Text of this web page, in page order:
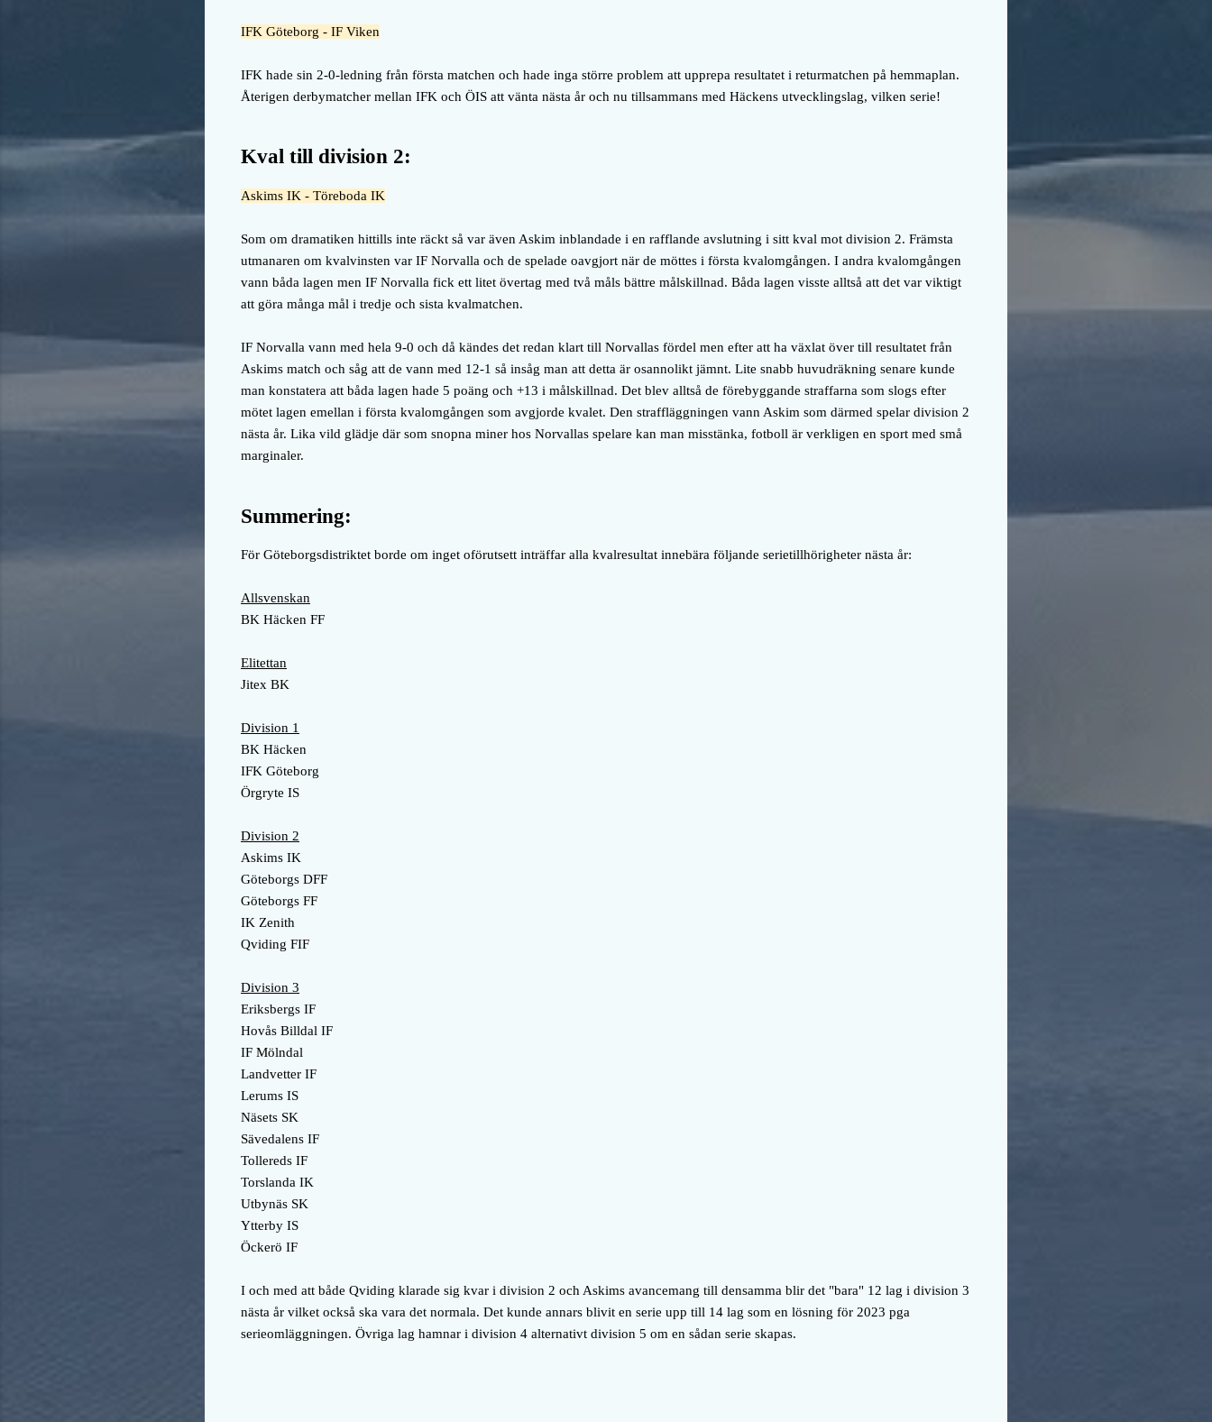
IFK Göteborg - IF Viken
IFK hade sin 2-0-ledning från första matchen och hade inga större problem att upprepa resultatet i returmatchen på hemmaplan.
Återigen derbymatcher mellan IFK och ÖIS att vänta nästa år och nu tillsammans med Häckens utvecklingslag, vilken serie!
Kval till division 2:
Askims IK - Töreboda IK
Som om dramatiken hittills inte räckt så var även Askim inblandade i en rafflande avslutning i sitt kval mot division 2. Främsta
utmanaren om kvalvinsten var IF Norvalla och de spelade oavgjort när de möttes i första kvalomgången. I andra kvalomgången
vann båda lagen men IF Norvalla fick ett litet övertag med två måls bättre målskillnad. Båda lagen visste alltså att det var viktigt
att göra många mål i tredje och sista kvalmatchen.
IF Norvalla vann med hela 9-0 och då kändes det redan klart till Norvallas fördel men efter att ha växlat över till resultatet från
Askims match och såg att de vann med 12-1 så insåg man att detta är osannolikt jämnt. Lite snabb huvudräkning senare kunde
man konstatera att båda lagen hade 5 poäng och +13 i målskillnad. Det blev alltså de förebyggande straffarna som slogs efter
mötet lagen emellan i första kvalomgången som avgjorde kvalet. Den straffläggningen vann Askim som därmed spelar division 2
nästa år. Lika vild glädje där som snopna miner hos Norvallas spelare kan man misstänka, fotboll är verkligen en sport med små
marginaler.
Summering:
För Göteborgsdistriktet borde om inget oförutsett inträffar alla kvalresultat innebära följande serietillhörigheter nästa år:
Allsvenskan
BK Häcken FF
Elitettan
Jitex BK
Division 1
BK Häcken
IFK Göteborg
Örgryte IS
Division 2
Askims IK
Göteborgs DFF
Göteborgs FF
IK Zenith
Qviding FIF
Division 3
Eriksbergs IF
Hovås Billdal IF
IF Mölndal
Landvetter IF
Lerums IS
Näsets SK
Sävedalens IF
Tollereds IF
Torslanda IK
Utbynäs SK
Ytterby IS
Öckerö IF
I och med att både Qviding klarade sig kvar i division 2 och Askims avancemang till densamma blir det "bara" 12 lag i division 3
nästa år vilket också ska vara det normala. Det kunde annars blivit en serie upp till 14 lag som en lösning för 2023 pga
serieomläggningen. Övriga lag hamnar i division 4 alternativt division 5 om en sådan serie skapas.